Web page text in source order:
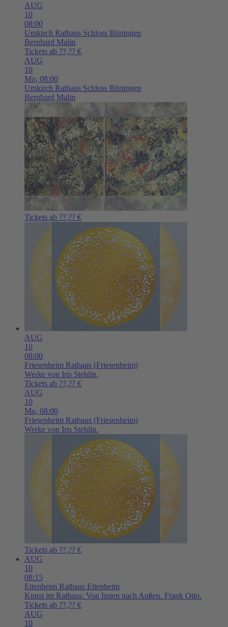
AUG
10
08:00
Umkirch Rathaus Schloss Büningen
Bernhard Malin
Tickets ab ??,?? €
AUG
10
Mo, 08:00
Umkirch Rathaus Schloss Büningen
Bernhard Malin
Tickets ab ??,?? €
AUG
10
08:00
Friesenheim Rathaus (Friesenheim)
Werke von Iris Stehlin.
Tickets ab ??,?? €
AUG
10
Mo, 08:00
Friesenheim Rathaus (Friesenheim)
Werke von Iris Stehlin.
Tickets ab ??,?? €
AUG
10
08:15
Ettenheim Rathaus Ettenheim
Kunst im Rathaus: Von Innen nach Außen. Frank Otto.
Tickets ab ??,?? €
AUG
10